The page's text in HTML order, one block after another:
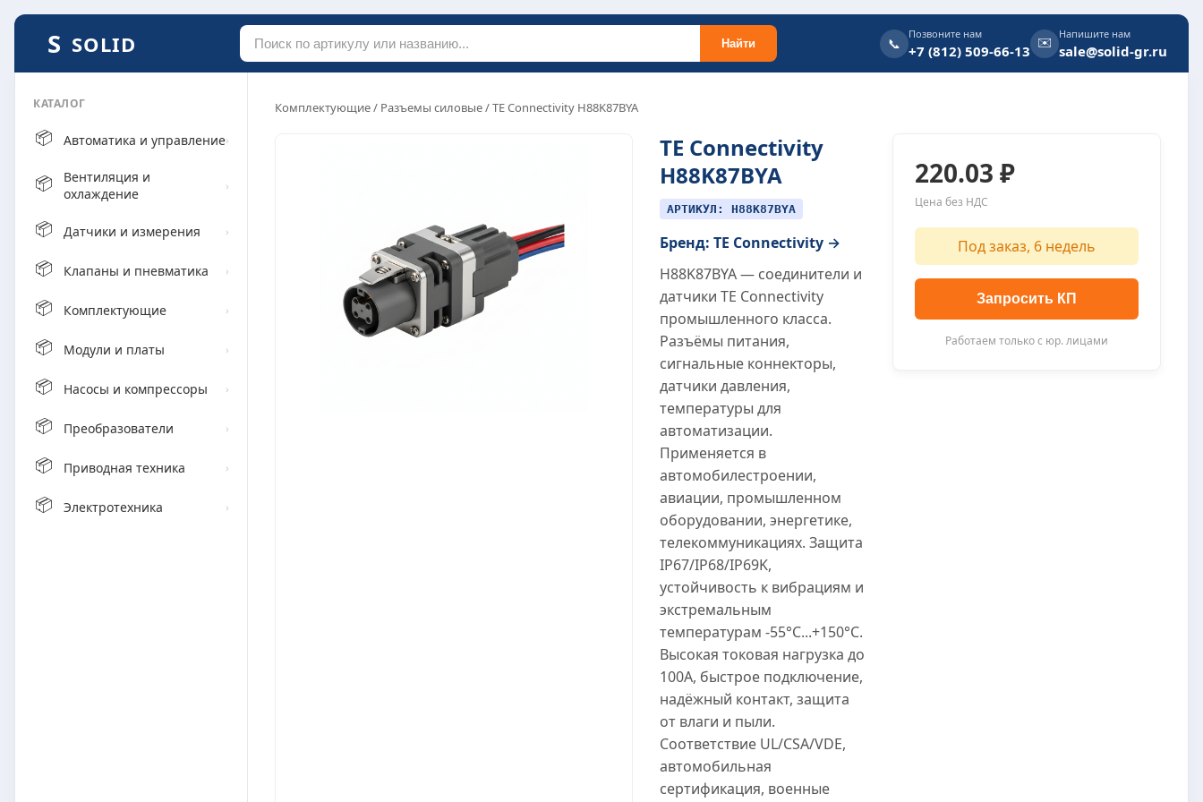
SOLID Найти 📞
Позвоните нам
+7 (812) 509-66-13
✉️ Напишите нам
sale@solid-gr.ru
КАТАЛОГ
📦 Автоматика и управление›
📦
Вентиляция и
охлаждение
›
📦 Датчики и измерения ›
📦 Клапаны и пневматика ›
📦 Комплектующие ›
📦 Модули и платы ›
📦 Насосы и компрессоры ›
📦 Преобразователи ›
📦 Приводная техника ›
📦 Электротехника ›
Комплектующие/ Разъемы силовые/ TE Connectivity H88K87BYA
TE Connectivity
H88K87BYA
АРТИКУЛ: H88K87BYA
Бренд: TE Connectivity →
H88K87BYA — соединители и
датчики TE Connectivity
промышленного класса.
Разъёмы питания,
сигнальные коннекторы,
датчики давления,
температуры для
автоматизации.
Применяется в
автомобилестроении,
авиации, промышленном
оборудовании, энергетике,
телекоммуникациях. Защита
IP67/IP68/IP69K,
устойчивость к вибрациям и
экстремальным
температурам -55°C...+150°C.
Высокая токовая нагрузка до
100A, быстрое подключение,
надёжный контакт, защита
от влаги и пыли.
Соответствие UL/CSA/VDE,
автомобильная
сертификация, военные
220.03 ₽
Цена без НДС
Под заказ, 6 недель
Запросить КП
Работаем только с юр. лицами